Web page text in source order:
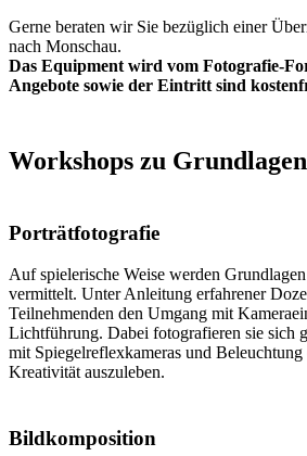
Gerne beraten wir Sie bezüglich einer
nach Monschau.
Das Equipment wird vom Fotografie-
Angebote sowie der Eintritt sind
Workshops zu
Porträtfotografie
Auf spielerische Weise werden
vermittelt. Unter Anleitung erfahrener
Teilnehmenden den Umgang mit
Lichtführung. Dabei fotografieren sie sich
mit Spiegelreflexkameras und
Kreativität auszuleben.
Bildkomposition